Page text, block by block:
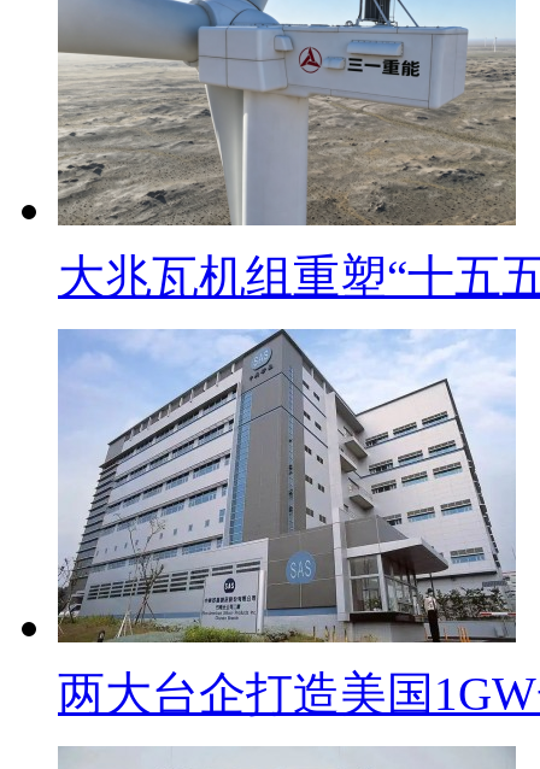
大兆瓦机组重塑“十五
两大台企打造美国